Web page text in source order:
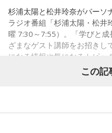
＜江原からの回答＞
――あまりにも身勝手な男性
の奥迫は「そういう方と結婚
場になっても、どちらにも不
杉浦太陽と松井玲奈がパーソ
ラジオ番組「杉浦太陽・松井
曜 7:30～7:55）。「学びと
ざまなゲスト講師をお招きし
になる情報や気になるトピッ
っと成長することを目指す番
この記